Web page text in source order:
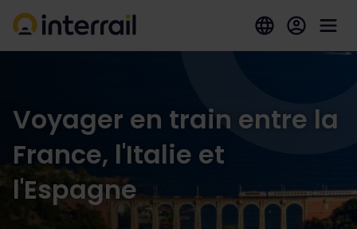
Voyager en train entre la
France, l'Italie et
l'Espagne